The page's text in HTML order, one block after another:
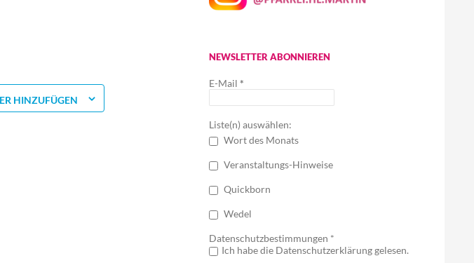
HINZUFÜGEN
NEWSLETTER ABONNIEREN
E-Mail *
Liste(n) auswählen:
Wort des Monats
Veranstaltungs-Hinweise
Quickborn
Wedel
Datenschutzbestimmungen *
Ich habe die Datenschutzerklärung gelesen.